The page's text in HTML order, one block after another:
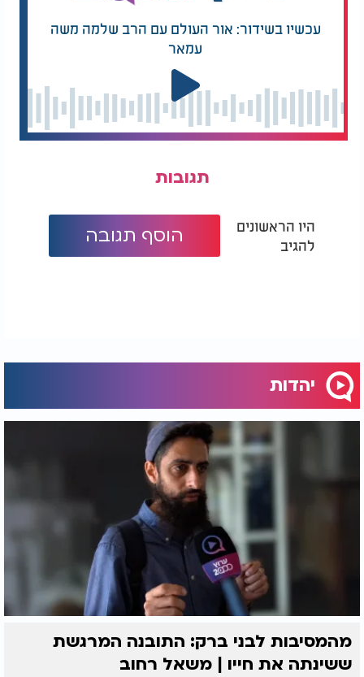
עכשיו בשידור: אור העולם עם הרב שלמה משה
עמאר
תגובות
היו הראשונים
להגיב
הוסף תגובה
יהדות
מהמסיבות לבני ברק: התובנה המרגשת
ששינתה את חייו | משאל רחוב